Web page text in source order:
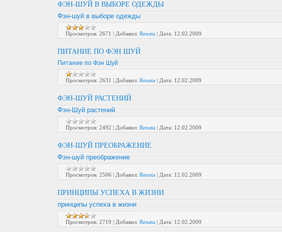
ФЭН-ШУЙ В ВЫБОРЕ ОДЕЖДЫ
Фэн-шуй в выборе одежды
Просмотров: 2671 Добавил: Renata Дата: 12.02.2009
ПИТАНИЕ ПО ФЭН ШУЙ
Питание по Фэн Шуй
Просмотров: 2631 Добавил: Renata Дата: 12.02.2009
ФЭН-ШУЙ РАСТЕНИЙ
Фэн-Шуй растений
Просмотров: 2492 Добавил: Renata Дата: 12.02.2009
ФЭН-ШУЙ ПРЕОБРАЖЕНИЕ
Фэн-шуй преображение
Просмотров: 2506 Добавил: Renata Дата: 12.02.2009
ПРИНЦИПЫ УСПЕХА В ЖИЗНИ
принципы успеха в жизни
Просмотров: 2719 Добавил: Renata Дата: 12.02.2009